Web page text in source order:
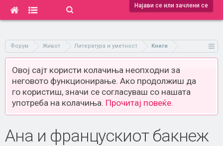
Најави се или зачлени се
Форум Живот Литература и уметност Книги
Овој сајт користи колачиња неопходни за
неговото функционирање. Ако продолжиш да
го користиш, значи се согласуваш со нашата
употреба на колачиња. Прочитај повеќе.
Ана и францускиот бакнеж